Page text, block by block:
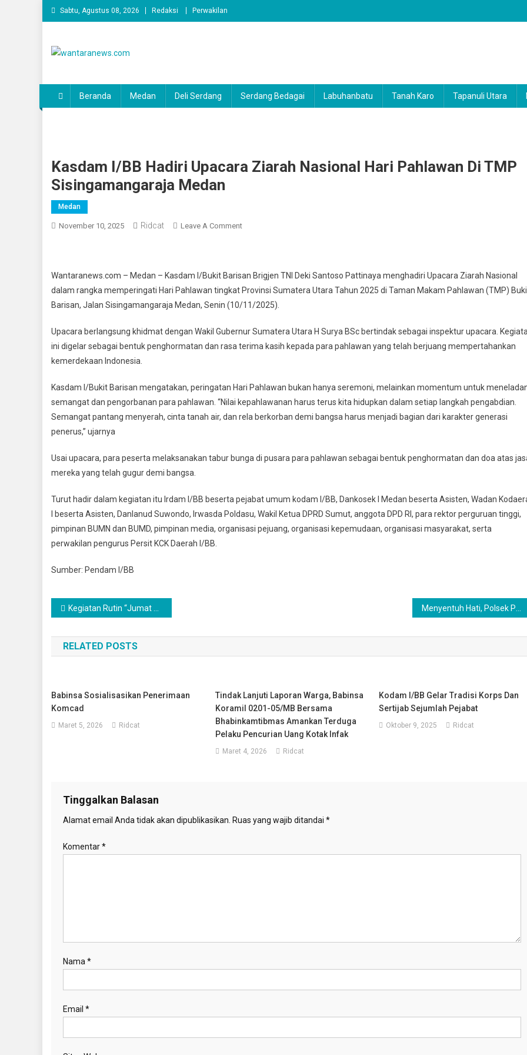
Skip
to
Sabtu, Agustus 08, 2026 Redaksi Perwakilan
Beranda Medan Deli Serdang Serdang Bedagai Labuhanbatu Tanah Karo Tapanuli Utara
Kasdam I/BB Hadiri Upacara Ziarah Nasional Hari Pahlawan Di TMP
Sisingamangaraja Medan
Medan
November 10, 2025 Ridcat Leave A CommentOn
Upacara
Ziarah
Nasional
Pahlawan
Di
Medan
Wantaranews.com – Medan – Kasdam I/Bukit Barisan Brigjen TNI Deki Santoso Pattinaya menghadiri Upacara Ziarah Nasional
dalam rangka memperingati Hari Pahlawan tingkat Provinsi Sumatera Utara Tahun 2025 di Taman Makam Pahlawan (TMP)
Barisan, Jalan Sisingamangaraja Medan, Senin (10/11/2025).
Upacara berlangsung khidmat dengan Wakil Gubernur Sumatera Utara H Surya BSc bertindak sebagai inspektur upacara.
ini digelar sebagai bentuk penghormatan dan rasa terima kasih kepada para pahlawan yang telah berjuang mempertahankan
kemerdekaan Indonesia.
Kasdam I/Bukit Barisan mengatakan, peringatan Hari Pahlawan bukan hanya seremoni, melainkan momentum untuk
semangat dan pengorbanan para pahlawan. “Nilai kepahlawanan harus terus kita hidupkan dalam setiap langkah pengabdian.
Semangat pantang menyerah, cinta tanah air, dan rela berkorban demi bangsa harus menjadi bagian dari karakter generasi
penerus,” ujarnya
Usai upacara, para peserta melaksanakan tabur bunga di pusara para pahlawan sebagai bentuk penghormatan dan doa atas
mereka yang telah gugur demi bangsa.
Turut hadir dalam kegiatan itu Irdam I/BB beserta pejabat umum kodam I/BB, Dankosek I Medan beserta Asisten, Wadan
I beserta Asisten, Danlanud Suwondo, Irwasda Poldasu, Wakil Ketua DPRD Sumut, anggota DPD RI, para rektor perguruan tinggi,
pimpinan BUMN dan BUMD, pimpinan media, organisasi pejuang, organisasi kepemudaan, organisasi masyarakat, serta
perwakilan pengurus Persit KCK Daerah I/BB.
Sumber: Pendam I/BB
Navigasi
pos
Kegiatan Rutin “Jumat Berkah” oleh Bunda Indah, Majelis Taklim Halimah Dan Perempuan Indonesia Maju
RELATED POSTS
Babinsa Sosialisasikan Penerimaan
Komcad
Maret 5, 2026 Ridcat
Tindak Lanjuti Laporan Warga, Babinsa
Koramil 0201-05/MB Bersama
Bhabinkamtibmas Amankan Terduga
Pelaku Pencurian Uang Kotak Infak
Maret 4, 2026 Ridcat
Kodam I/BB Gelar Tradisi Korps Dan
Sertijab Sejumlah Pejabat
Oktober 9, 2025 Ridcat
Tinggalkan Balasan
Alamat email Anda tidak akan dipublikasikan. Ruas yang wajib ditandai *
Komentar*
Nama *
Email *